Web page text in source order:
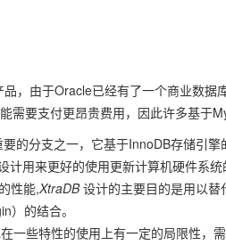
，由于Oracle已经有了一个商业数
需要支付更昂贵费用，因此许多基于
的分支之一，它基于InnoDB存储引
计用来更好的使用更新计算机硬件系
性能,XtraDB设计的主要目的是用以替
）的结合。
一些特性的使用上有一定的局限性，